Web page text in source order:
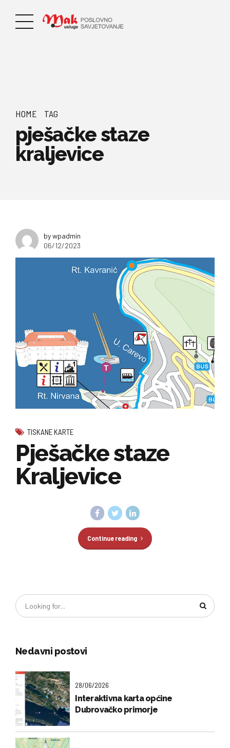
HOME TAG
pješačke staze
kraljevice
by wpadmin
06/12/2023
TISKANE KARTE
Pješačke staze
Kraljevice
Continue reading
Nedavni postovi
28/06/2026
Interaktivna karta općine
Dubrovačko primorje